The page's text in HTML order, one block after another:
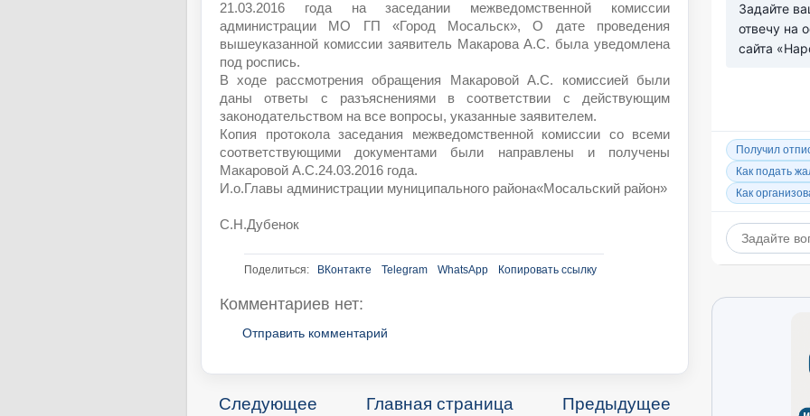
21.03.2016 года на заседании межведомственной комиссии
администрации МО ГП «Город Мосальск», О дате проведения
вышеуказанной комиссии заявитель Макарова А.С. была уведомлена
под роспись.
В ходе рассмотрения обращения Макаровой А.С. комиссией были
даны ответы с разъяснениями в соответствии с действующим
законодательством на все вопросы, указанные заявителем.
Копия протокола заседания межведомственной комиссии со всеми
соответствующими документами были направлены и получены
Макаровой А.С.24.03.2016 года.
И.о.Главы администрации муниципального района«Мосальский район»
С.Н.Дубенок
Поделиться: ВКонтакте Telegram WhatsApp Копировать ссылку
Комментариев нет:
Отправить комментарий
Следующее Предыдущее
Главная страница